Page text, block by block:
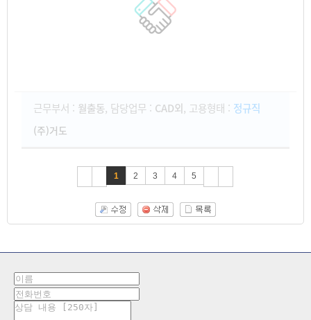
근무부서 : 월출동, 담당업무 : CAD외, 고용형태 : 정규직
(주)거도
1 2 3 4 5